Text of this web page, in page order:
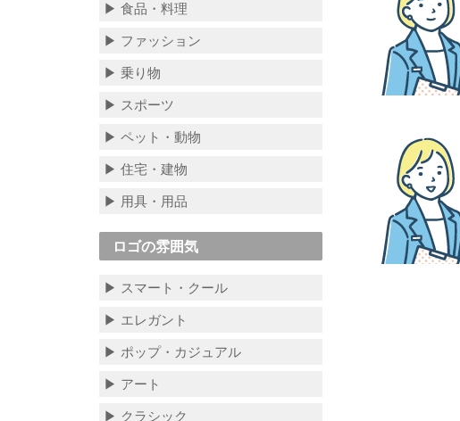
▶ 食品・料理
▶ ファッション
▶ 乗り物
▶ スポーツ
▶ ペット・動物
▶ 住宅・建物
▶ 用具・用品
ロゴの雰囲気
▶ スマート・クール
▶ エレガント
▶ ポップ・カジュアル
▶ アート
▶ クラシック